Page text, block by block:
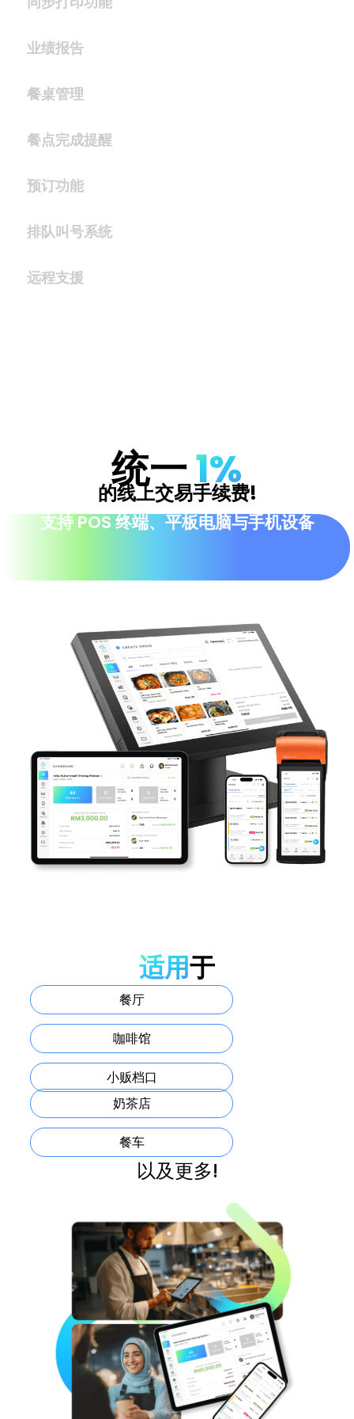
业绩报告
餐桌管理
餐点完成提醒
预订功能
排队叫号系统
远程支援
统一1%
的线上交易手续费!
支持 POS 终端、平板电脑与手机设备
适用于
餐厅
咖啡馆
小贩档口
奶茶店
餐车
以及更多!